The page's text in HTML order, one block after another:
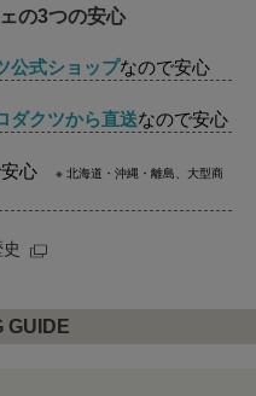
の3つの安心
公式ショップなので安心
ダクツから直送なので安心
安心※ 北海道・沖縄・離島、大型商
GUIDE